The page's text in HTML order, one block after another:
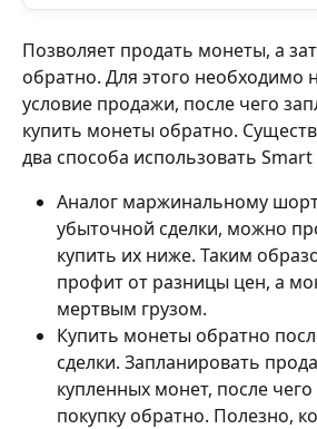
Позволяет продать монеты, а
обратно. Для этого необходимо
условие продажи, после чего
купить монеты обратно.
два способа использовать Smart
Аналог маржинальному
убыточной сделки, можно
купить их ниже. Таким
профит от разницы цен, а
мертвым грузом.
Купить монеты обратно
сделки. Запланировать
купленных монет, после
покупку обратно. Полезно,